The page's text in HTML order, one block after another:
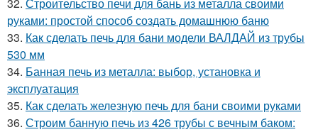
руками: простой способ создать домашнюю баню
33. Как сделать печь для бани модели ВАЛДАЙ из трубы
530 мм
34. Банная печь из металла: выбор, установка и
эксплуатация
35. Как сделать железную печь для бани своими руками
36. Строим банную печь из 426 трубы с вечным баком: